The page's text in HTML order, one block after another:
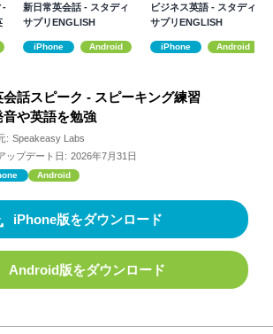
-
新日常英会話 - スタディ
サプリENGLISH
iPhone Android
ビジネス英語 - スタディ
サプリENGLISH
iPhone Android
会話スピーク - スピーキング練習
音や英語を勉強
: Speakeasy Labs
ップデート日: 2026年7月31日
Android
iPhone版をダウンロード
Android版をダウンロード